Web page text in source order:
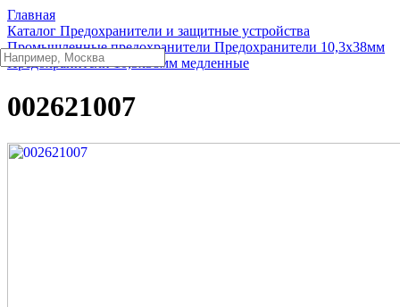
Главная
Каталог Предохранители и защитные устройства
Промышленные предохранители Предохранители 10,3x38мм
Предохранители 10,3x38мм медленные
002621007